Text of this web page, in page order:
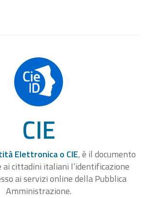
CIE
Elettronica o CIE, è il documento
ai cittadini italiani l’identificazione
ai servizi online della Pubblica
Amministrazione.